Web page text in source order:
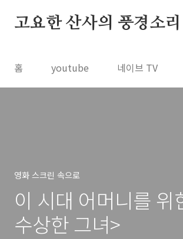
고요한 산사의 풍경소리
홈 youtube 네이브 TV
영화 스크린 속으로
이 시대 어머니를 위
수상한 그녀>